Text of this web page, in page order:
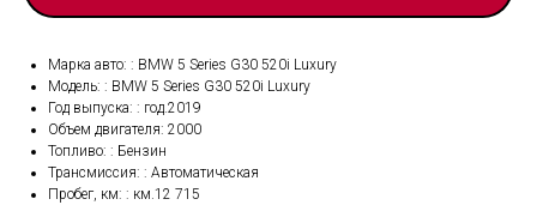
Марка авто: : BMW 5 Series G30 520i Luxury
Модель: : BMW 5 Series G30 520i Luxury
Год выпуска: : год.2019
Объем двигателя: 2000
Топливо: : Бензин
Трансмиссия: : Автоматическая
Пробег, км: : км.12 715